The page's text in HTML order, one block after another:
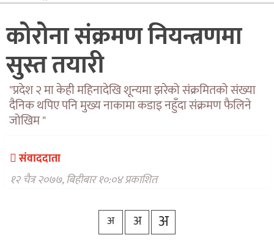
अन्तर्वार्ता
विचार
ब्लग
फर्मा
वैकल्पिक
चिकित्सा
हेल्थ
टिप्स
कोरोना संक्रमण नियन्त्रणमा
सुस्त तयारी
"प्रदेश २ मा केही महिनादेखि शून्यमा झरेको संक्रमितको संख्या
दैनिक थपिए पनि मुख्य नाकामा कडाइ नहुँदा संक्रमण फैलिने
जोखिम "
संवाददाता
१२ चैत्र २०७७, बिहीबार १०:०४ प्रकाशित
अ अ अ